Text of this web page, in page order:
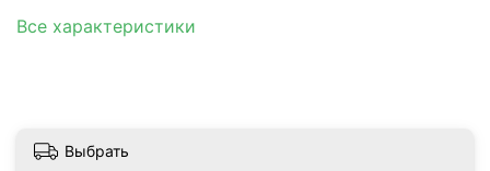
Все характеристики
Выбрать